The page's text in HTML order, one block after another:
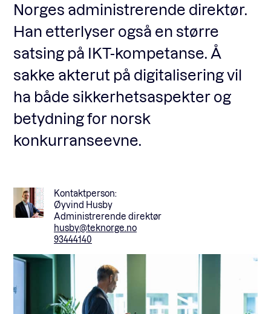
Nyheter og meninger
Rapporter
Norges administrerende direktør.
Han etterlyser også en større
satsing på IKT-kompetanse. Å
sakke akterut på digitalisering vil
ha både sikkerhetsaspekter og
betydning for norsk
konkurranseevne.
Kontaktperson:
Øyvind Husby
Administrerende direktør
husby@teknorge.no
93444140